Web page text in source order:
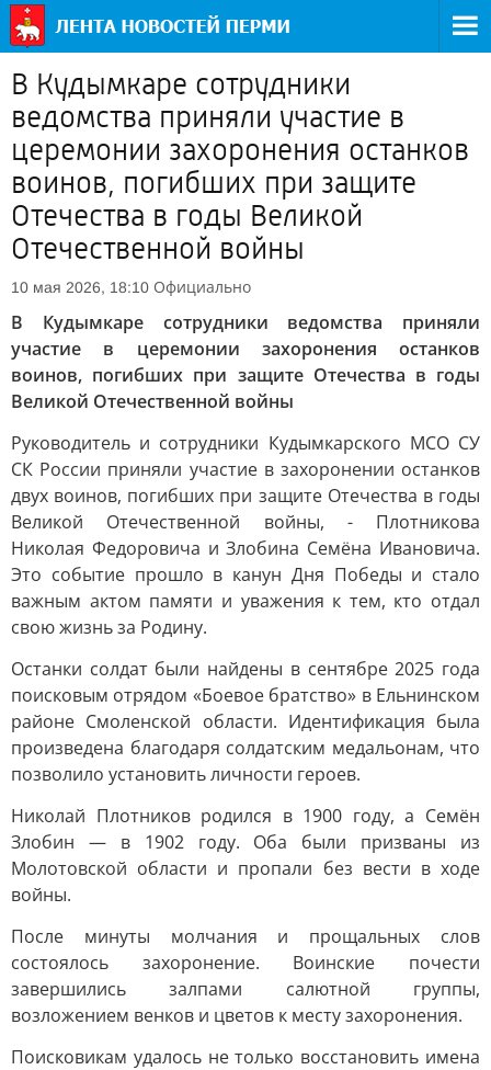
В Кудымкаре сотрудники
ведомства приняли участие в
церемонии захоронения останков
воинов, погибших при защите
Отечества в годы Великой
Отечественной войны
10 мая 2026, 18:10 Официально
В Кудымкаре сотрудники ведомства приняли
участие в церемонии захоронения останков
воинов, погибших при защите Отечества в годы
Великой Отечественной войны
Руководитель и сотрудники Кудымкарского МСО СУ
СК России приняли участие в захоронении останков
двух воинов, погибших при защите Отечества в годы
Великой Отечественной войны, - Плотникова
Николая Федоровича и Злобина Семёна Ивановича.
Это событие прошло в канун Дня Победы и стало
важным актом памяти и уважения к тем, кто отдал
свою жизнь за Родину.
Останки солдат были найдены в сентябре 2025 года
поисковым отрядом «Боевое братство» в Ельнинском
районе Смоленской области. Идентификация была
произведена благодаря солдатским медальонам, что
позволило установить личности героев.
Николай Плотников родился в 1900 году, а Семён
Злобин — в 1902 году. Оба были призваны из
Молотовской области и пропали без вести в ходе
войны.
После минуты молчания и прощальных слов
состоялось захоронение. Воинские почести
завершились залпами салютной группы,
возложением венков и цветов к месту захоронения.
Поисковикам удалось не только восстановить имена